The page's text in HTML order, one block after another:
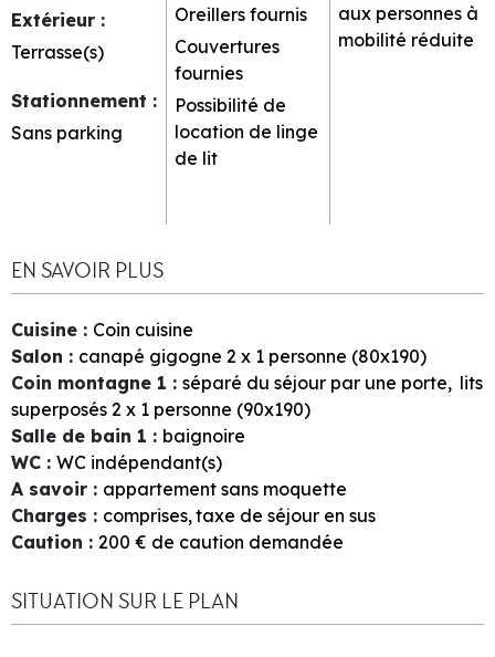
Extérieur :
Terrasse(s)
Stationnement :
Sans parking
Oreillers fournis
Couvertures
fournies
Possibilité de
location de linge
de lit
aux personnes à
mobilité réduite
EN SAVOIR PLUS
Cuisine : Coin cuisine
Salon : canapé gigogne 2 x 1 personne (80x190)
Coin montagne 1 : séparé du séjour par une porte
lits
superposés 2 x 1 personne (90x190)
Salle de bain 1 : baignoire
WC : WC indépendant(s)
A savoir : appartement sans moquette
Charges : comprises taxe de séjour en sus
Caution : 200 € de caution demandée
SITUATION SUR LE PLAN